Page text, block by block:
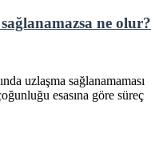
ne olur?
uzlaşma sağlanamaması
esasına göre süreç